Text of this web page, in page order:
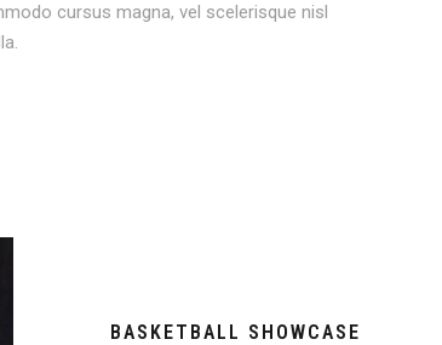
cursus magna, vel scelerisque nisl
BASKETBALL SHOWCASE